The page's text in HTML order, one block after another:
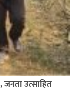
जनता उत्साहित